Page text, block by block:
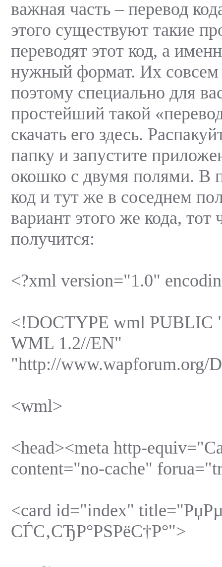
важная часть – перевод
этого существуют такие
переводят этот код, а
нужный формат. Их совсем
поэтому специально для
простейший такой
скачать его здесь.
папку и запустите
окошко с двумя полями. В
код и тут же в соседнем
вариант этого же кода,
получится:
<?xml version="1.0"
<!DOCTYPE wml PUBLIC
WML 1.2//EN"
"http://www.wapforum.org/
<wml>
<head><meta http-
content="no-cache"
<card id="index"
СЃС‚СЂР°РЅРёС†Р°">